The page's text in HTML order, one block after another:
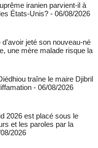
iranien parvient-il à
États-Unis? - 06/08/2026
jeté son nouveau-né
une mère malade risque la
traîne le maire Djibril
- 06/08/2026
2026 est placé sous le
et les paroles par la
2026